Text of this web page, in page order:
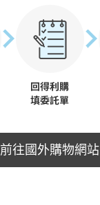
前往國外購物網站